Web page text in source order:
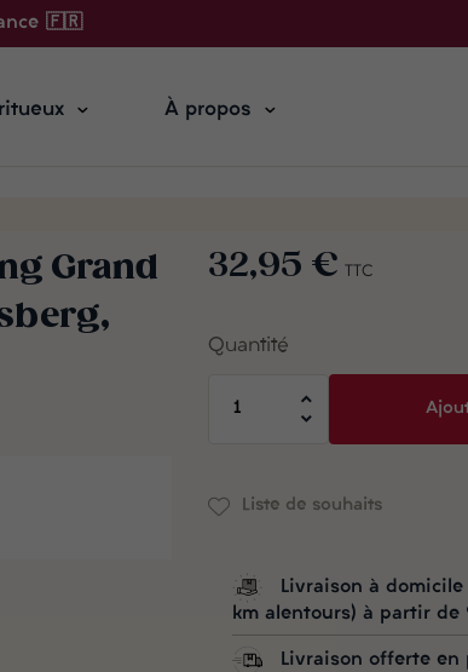
🇫🇷
À propos
Grand
32,95 € TTC
Quantité
Liste de souhaits
Livraison à
km alentours) à partir de
Livraison offerte